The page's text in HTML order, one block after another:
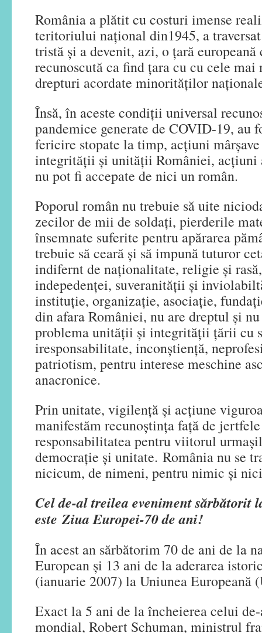
România a plătit cu costuri imense
teritoriului național din1945, a
tristă și a devenit, azi, o țară
recunoscută ca find țara cu cu cele
drepturi acordate minorităților
Însă, în aceste condiții universal
pandemice generate de COVID-19, au
fericire stopate la timp, acțiuni
integrității și unității României, acțiuni
nu pot fi accepate de nici un român.
Poporul român nu trebuie să uite
zecilor de mii de soldați, pierderile
însemnate suferite pentru apărarea
trebuie să ceară și să impună tuturor
indifernt de naționalitate, religie și
indepedenței, suveranității și
instituție, organizație, asociație,
din afara României, nu are dreptul și
problema unității și integrității țării cu
iresponsabilitate, inconștiență,
patriotism, pentru interese meschine
anacronice.
Prin unitate, vigilență și acțiune
manifestăm recunoștința față de
responsabilitatea pentru viitorul
democrație și unitate. România nu se
nicicum, de nimeni, pentru nimic și
Cel de-al treilea eveniment sărbătorit
este Ziua Europei-70 de ani!
În acest an sărbătorim 70 de ani de la
European și 13 ani de la aderarea
(ianuarie 2007) la Uniunea Europeană
Exact la 5 ani de la încheierea celui
mondial, Robert Schuman, ministrul